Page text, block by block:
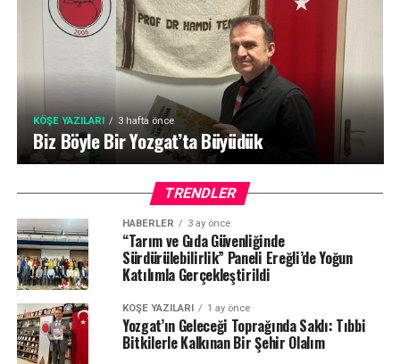
KÖŞE YAZILARI 3 hafta önce
Biz Böyle Bir Yozgat’ta Büyüdük
TRENDLER
HABERLER 3 ay önce
“Tarım ve Gıda Güvenliğinde
Sürdürülebilirlik” Paneli Ereğli’de Yoğun
Katılımla Gerçekleştirildi
KÖŞE YAZILARI 1 ay önce
Yozgat’ın Geleceği Toprağında Saklı: Tıbbi
Bitkilerle Kalkınan Bir Şehir Olalım